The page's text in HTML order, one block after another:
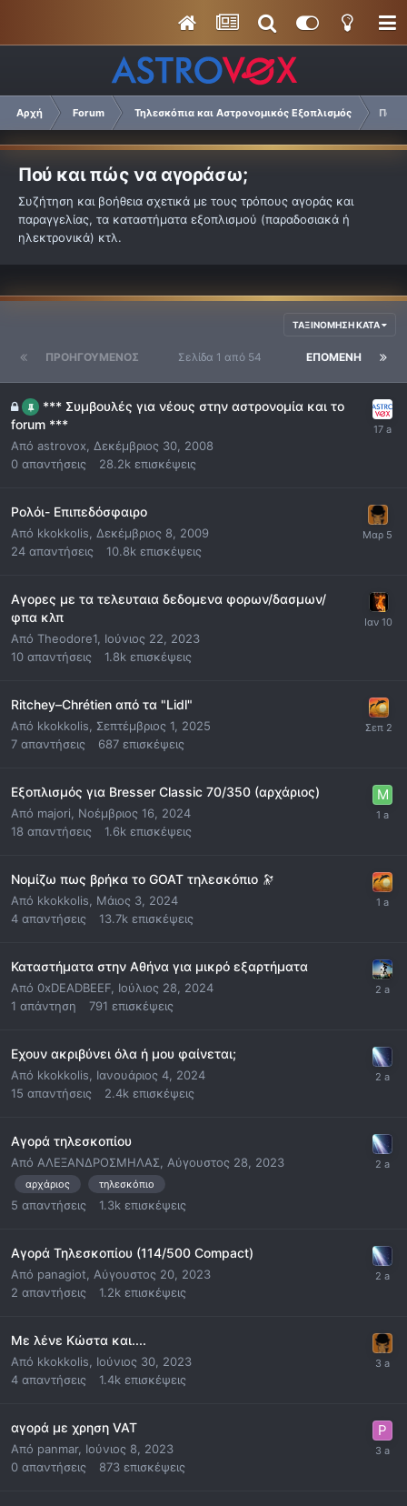
Αρχή Forum Τηλεσκόπια και Αστρονομικός Εξοπλισμός Πού
Πού και πώς να αγοράσω;
Συζήτηση και βοήθεια σχετικά με τους τρόπους αγοράς και
παραγγελίας, τα καταστήματα εξοπλισμού (παραδοσιακά ή
ηλεκτρονικά) κτλ.
ΤΑΞΙΝΌΜΗΣΗ ΚΑΤΆ
ΠΡΟΗΓΟΎΜΕΝΟΣ ΕΠΌΜΕΝΗ
Σελίδα 1 από 54
*** Συμβουλές για νέους στην αστρονομία και το
forum ***
Από astrovox
Δεκέμβριος 30, 2008
0 απαντήσεις 28.2k επισκέψεις
Ρολόι- Επιπεδόσφαιρο
Από kkokkolis
Δεκέμβριος 8, 2009
24 απαντήσεις 10.8k επισκέψεις
Αγορες με τα τελευταια δεδομενα φορων/δασμων/
φπα κλπ
Από Theodore1 Ιούνιος 22, 2023
10 απαντήσεις 1.8k επισκέψεις
Ritchey–Chrétien από τα "Lidl"
Από kkokkolis
Σεπτέμβριος 1, 2025
7 απαντήσεις 687 επισκέψεις
Εξοπλισμός για Bresser Classic 70/350 (αρχάριος)
Από majori
Νοέμβριος 16, 2024
18 απαντήσεις 1.6k επισκέψεις
Νομίζω πως βρήκα το GOAT τηλεσκόπιο 🔭
Από kkokkolis
Μάιος 3, 2024
4 απαντήσεις 13.7k επισκέψεις
Καταστήματα στην Αθήνα για μικρό εξαρτήματα
Από 0xDEADBEEF Ιούλιος 28, 2024
1 απάντηση 791 επισκέψεις
Εχουν ακριβύνει όλα ή μου φαίνεται;
Από kkokkolis
Ιανουάριος 4, 2024
15 απαντήσεις 2.4k επισκέψεις
Αγορά τηλεσκοπίου
Από ΑΛΕΞΑΝΔΡΟΣΜΗΛΑΣ Αύγουστος 28, 2023
αρχάριος τηλεσκόπιο
5 απαντήσεις 1.3k επισκέψεις
Αγορά Τηλεσκοπίου (114/500 Compact)
Από panagiot
Αύγουστος 20, 2023
2 απαντήσεις 1.2k επισκέψεις
Με λένε Κώστα και....
Από kkokkolis
Ιούνιος 30, 2023
4 απαντήσεις 1.4k επισκέψεις
αγορά με χρηση VAT
Από panmar, Ιούνιος 8, 2023
0 απαντήσεις 873 επισκέψεις